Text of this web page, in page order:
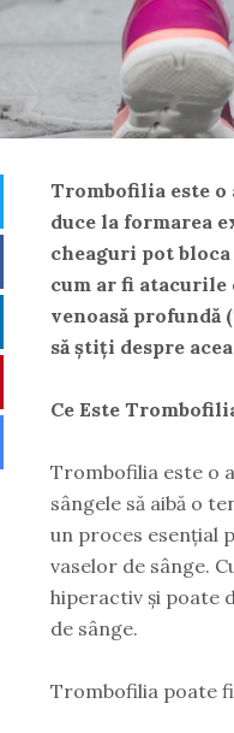
Twitter
Facebook
LinkedIn
Trombofilia este o
duce la formarea
cheaguri pot
cum ar fi atacurile
venoasă
să știți despre
Ce Este
Trombofilia este o
sângele să aibă o
un proces esențial
vaselor de sânge.
hiperactiv și poate
de sânge.
Trombofilia poate